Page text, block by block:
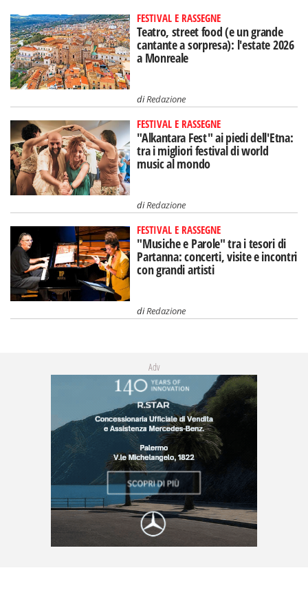
FESTIVAL E RASSEGNE
Teatro, street food (e un grande
cantante a sorpresa): l'estate 2026
a Monreale
diRedazione
FESTIVAL E RASSEGNE
"Alkantara Fest" ai piedi dell'Etna:
tra i migliori festival di world
music al mondo
diRedazione
FESTIVAL E RASSEGNE
"Musiche e Parole" tra i tesori di
Partanna: concerti, visite e incontri
con grandi artisti
diRedazione
Adv